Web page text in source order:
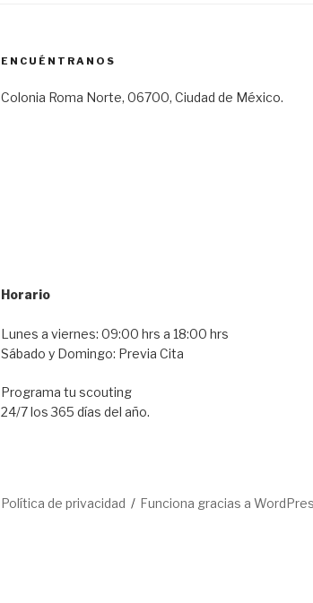
ENCUÉNTRANOS
Colonia Roma Norte, 06700, Ciudad de México.
Horario
Lunes a viernes: 09:00 hrs a 18:00 hrs
Sábado y Domingo: Previa Cita
Programa tu scouting
24/7 los 365 días del año.
Política de privacidad Funciona gracias a